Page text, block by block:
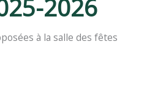
2026
à la salle des fêtes